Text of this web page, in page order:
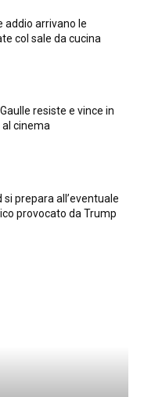
addio arrivano le
col sale da cucina
resiste e vince in
cinema
si prepara all’eventuale
provocato da Trump